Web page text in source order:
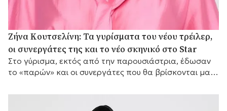
Ζήνα Κουτσελίνη: Τα γυρίσματα του νέου τρέιλερ,
οι συνεργάτες της και το νέο σκηνικό στο Star
Στο γύρισμα, εκτός από την παρουσιάστρια, έδωσαν
το «παρών» και οι συνεργάτες που θα βρίσκονται μαζί